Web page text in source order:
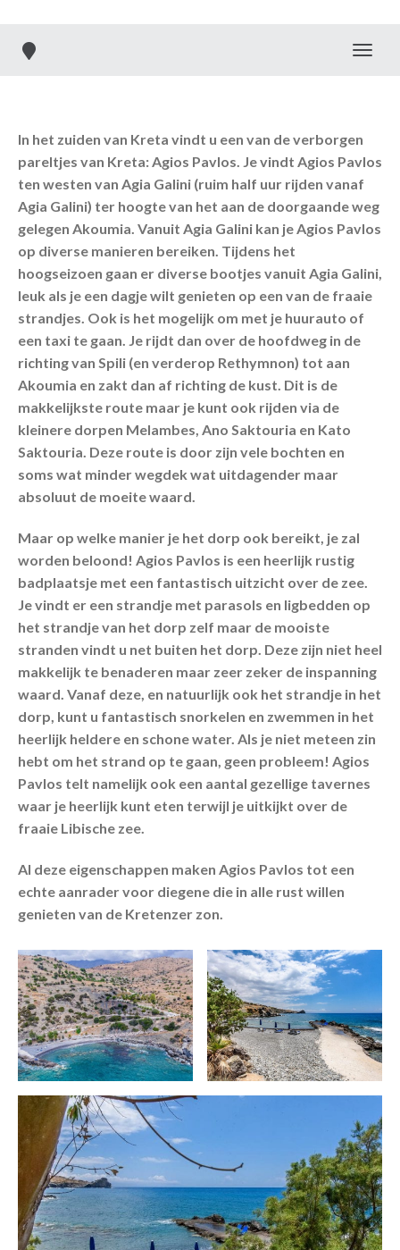
In het zuiden van Kreta vindt u een van de verborgen
pareltjes van Kreta: Agios Pavlos. Je vindt Agios Pavlos
ten westen van Agia Galini (ruim half uur rijden vanaf
Agia Galini) ter hoogte van het aan de doorgaande weg
gelegen Akoumia. Vanuit Agia Galini kan je Agios Pavlos
op diverse manieren bereiken. Tijdens het
hoogseizoen gaan er diverse bootjes vanuit Agia Galini,
leuk als je een dagje wilt genieten op een van de fraaie
strandjes. Ook is het mogelijk om met je huurauto of
een taxi te gaan. Je rijdt dan over de hoofdweg in de
richting van Spili (en verderop Rethymnon) tot aan
Akoumia en zakt dan af richting de kust. Dit is de
makkelijkste route maar je kunt ook rijden via de
kleinere dorpen Melambes, Ano Saktouria en Kato
Saktouria. Deze route is door zijn vele bochten en
soms wat minder wegdek wat uitdagender maar
absoluut de moeite waard.
Maar op welke manier je het dorp ook bereikt, je zal
worden beloond! Agios Pavlos is een heerlijk rustig
badplaatsje met een fantastisch uitzicht over de zee.
Je vindt er een strandje met parasols en ligbedden op
het strandje van het dorp zelf maar de mooiste
stranden vindt u net buiten het dorp. Deze zijn niet heel
makkelijk te benaderen maar zeer zeker de inspanning
waard. Vanaf deze, en natuurlijk ook het strandje in het
dorp, kunt u fantastisch snorkelen en zwemmen in het
heerlijk heldere en schone water. Als je niet meteen zin
hebt om het strand op te gaan, geen probleem! Agios
Pavlos telt namelijk ook een aantal gezellige tavernes
waar je heerlijk kunt eten terwijl je uitkijkt over de
fraaie Libische zee.
Al deze eigenschappen maken Agios Pavlos tot een
echte aanrader voor diegene die in alle rust willen
genieten van de Kretenzer zon.